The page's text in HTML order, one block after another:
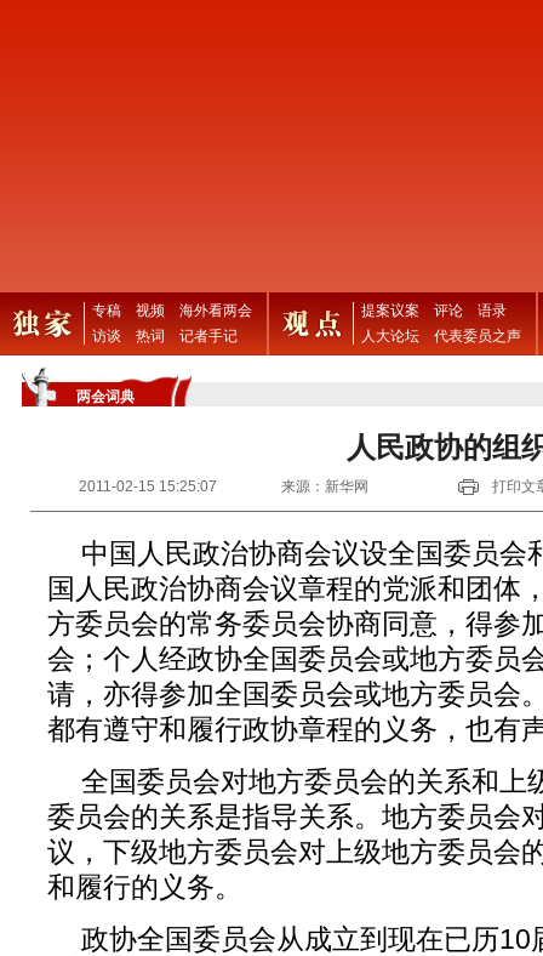
专稿 视频
海外看两会
访谈
热词 记者手记
提案议案 评论
语录
人大论坛
代表委员之声
两会词典
人民政协的组
2011-02-15 15:25:07 来源：新华网 打印文
中国人民政治协商会议设全国委员会
国人民政治协商会议章程的党派和团体
方委员会的常务委员会协商同意，得参
会；个人经政协全国委员会或地方委员
请，亦得参加全国委员会或地方委员会
都有遵守和履行政协章程的义务，也有
全国委员会对地方委员会的关系和上
委员会的关系是指导关系。地方委员会
议，下级地方委员会对上级地方委员会
和履行的义务。
政协全国委员会从成立到现在已历